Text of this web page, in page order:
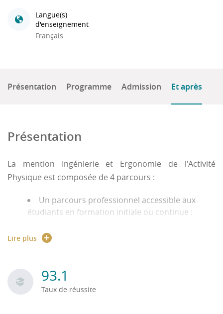
Langue(s)
d'enseignement
Français
Présentation Programme Admission Et après
Présentation
La mention Ingénierie et Ergonomie de l'Activité
Physique est composée de 4 parcours :
Un parcours professionnel accessible aux
étudiants en formation initiale ou continue :
Services (ECPS)". Il regroupe des cours
s'ajouter d'autres enseignements liés à
l'acquisition de savoir-faire spécifiques comme la
gestion de projet, la création de produits et le
Lire plus
93.1
Taux de réussite